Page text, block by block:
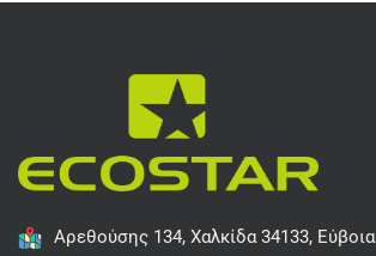
Αρεθούσης 134, Χαλκίδα 34133, Εύβοια